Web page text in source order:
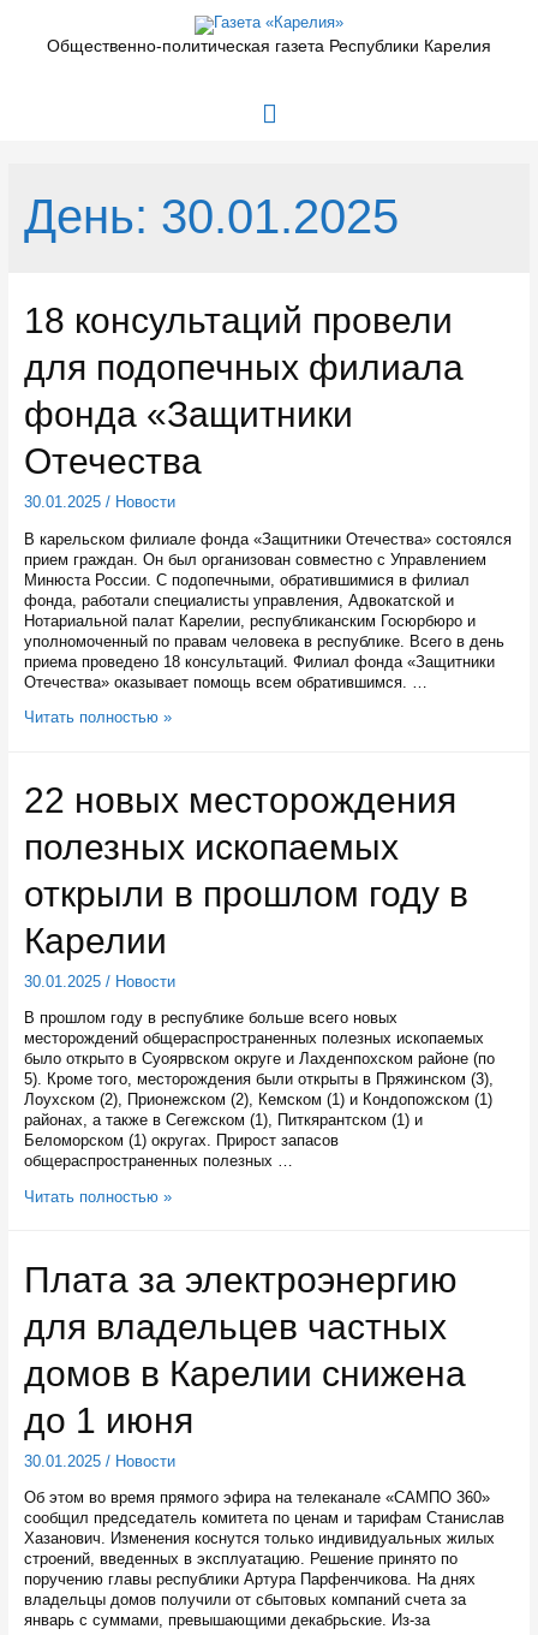
содержимомуОбщественно-политическая газета Республики Карелия
Главное
День: 30.01.2025
18 консультаций провели
для подопечных филиала
фонда «Защитники
Отечества
30.01.2025/ Новости
В карельском филиале фонда «Защитники Отечества» состоялся
прием граждан. Он был организован совместно с Управлением
Минюста России. С подопечными, обратившимися в филиал
фонда, работали специалисты управления, Адвокатской и
Нотариальной палат Карелии, республиканским Госюрбюро и
уполномоченный по правам человека в республике. Всего в день
приема проведено 18 консультаций. Филиал фонда «Защитники
Отечества» оказывает помощь всем обратившимся. …
18
подопечных
филиала
фонда
«Защитники
Читать полностью »
22 новых месторождения
полезных ископаемых
открыли в прошлом году в
Карелии
30.01.2025/ Новости
В прошлом году в республике больше всего новых
месторождений общераспространенных полезных ископаемых
было открыто в Суоярвском округе и Лахденпохском районе (по
5). Кроме того, месторождения были открыты в Пряжинском (3),
Лоухском (2), Прионежском (2), Кемском (1) и Кондопожском (1)
районах, а также в Сегежском (1), Питкярантском (1) и
Беломорском (1) округах. Прирост запасов
общераспространенных полезных …
22
ископаемых
открыли
в
прошлом
в
Читать полностью »
Плата за электроэнергию
для владельцев частных
домов в Карелии снижена
до 1 июня
30.01.2025/ Новости
Об этом во время прямого эфира на телеканале «САМПО 360»
сообщил председатель комитета по ценам и тарифам Станислав
Хазанович. Изменения коснутся только индивидуальных жилых
строений, введенных в эксплуатацию. Решение принято по
поручению главы республики Артура Парфенчикова. На днях
владельцы домов получили от сбытовых компаний счета за
январь с суммами, превышающими декабрьские. Из-за